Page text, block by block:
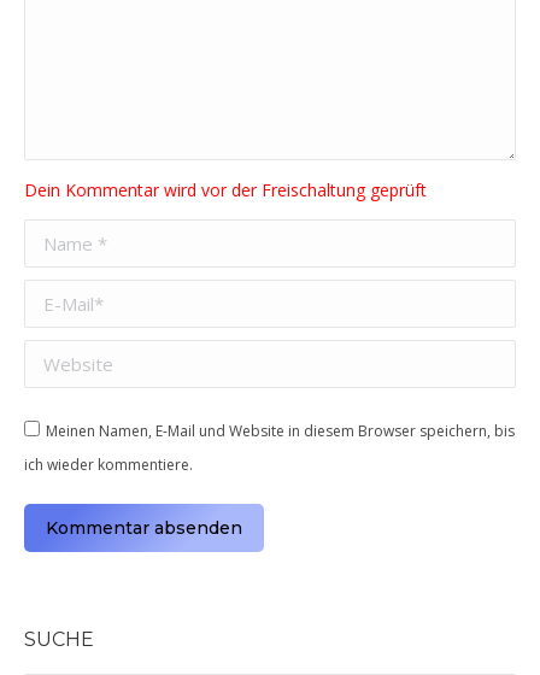
Name *
E-Mail *
Website
Meinen Namen, E-Mail und Website in diesem Browser speichern, bis
ich wieder kommentiere.
Kommentar absenden
SUCHE